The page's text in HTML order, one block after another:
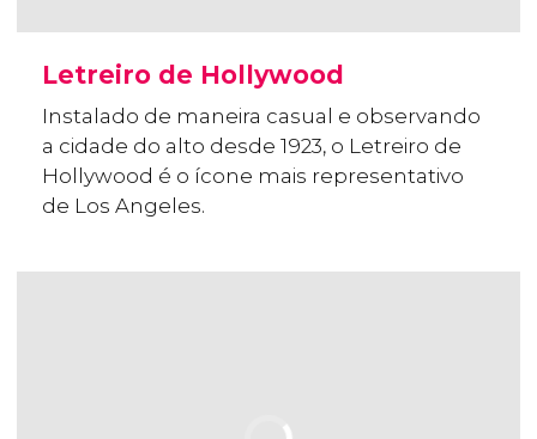
Letreiro de Hollywood
Instalado de maneira casual e observando
a cidade do alto desde 1923, o Letreiro de
Hollywood é o ícone mais representativo
de Los Angeles.